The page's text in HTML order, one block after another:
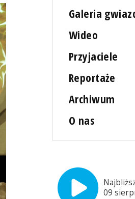
Galeria
Wideo
Przyjaciele
Reportaże
Archiwum
O nas
09